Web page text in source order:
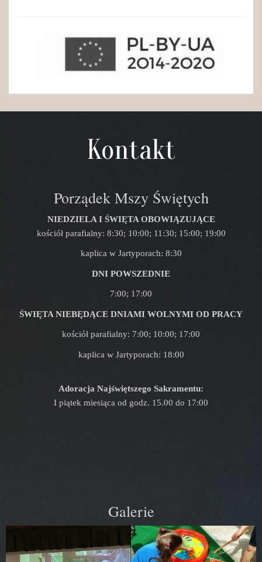
Kontakt
Porządek Mszy Świętych
NIEDZIELA I ŚWIĘTA OBOWIĄZUJĄCE
kościół parafialny: 8:30; 10:00; 11:30; 15:00; 19:00
kaplica w Jartyporach: 8:30
DNI POWSZEDNIE
7:00; 17:00
ŚWIĘTA NIEBĘDĄCE DNIAMI WOLNYMI OD PRACY
kościół parafialny: 7:00; 10:00; 17:00
kaplica w Jartyporach: 18:00
Adoracja Najświętszego Sakramentu:
I piątek miesiąca od godz. 15.00 do 17:00
Galerie